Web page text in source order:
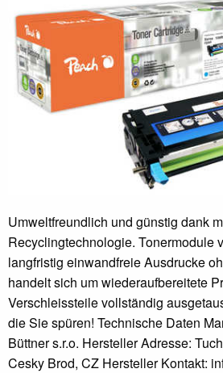
Umweltfreundlich und günstig dank
Recyclingtechnologie. Tonermodule
langfristig einwandfreie Ausdrucke
handelt sich um wiederaufbereitete
Verschleissteile vollständig
die Sie spüren! Technische Daten
Büttner s.r.o. Hersteller Adresse:
Cesky Brod, CZ Hersteller Kontakt: